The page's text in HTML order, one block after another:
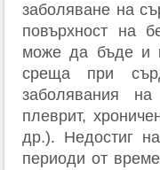
заболяване на
повърхност на
може да бъде и
среща при
заболявания
плеврит,
др.). Недостиг
периоди от